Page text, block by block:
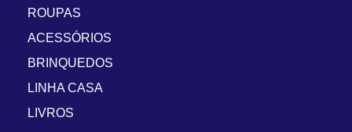
ROUPAS
ACESSÓRIOS
BRINQUEDOS
LINHA CASA
LIVROS